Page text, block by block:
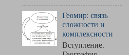
Геомир: связь
сложности и
комплексности
Вступление.